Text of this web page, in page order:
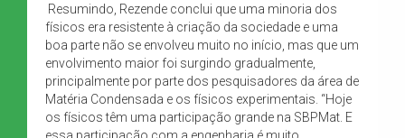
Resumindo, Rezende conclui que uma minoria dos
físicos era resistente à criação da sociedade e uma
boa parte não se envolveu muito no início, mas que um
envolvimento maior foi surgindo gradualmente,
principalmente por parte dos pesquisadores da área de
Matéria Condensada e os físicos experimentais. “Hoje
os físicos têm uma participação grande na SBPMat. E